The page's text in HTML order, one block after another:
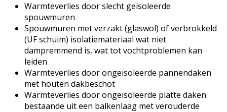
Warmteverlies door slecht geïsoleerde
spouwmuren
Spouwmuren met verzakt (glaswol) of verbrokkeld
(UF schuim) isolatiemateriaal wat niet
dampremmend is, wat tot vochtproblemen kan
leiden
Warmteverlies door ongeïsoleerde pannendaken
met houten dakbeschot
Warmteverlies door ongeïsoleerde platte daken
bestaande uit een balkenlaag met verouderde